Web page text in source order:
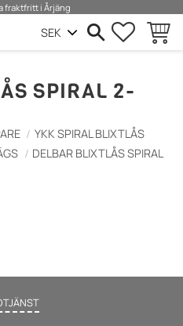
fraktfritt i Årjäng
SPIRAL 2-
YKK SPIRAL BLIXTLÅS
DELBAR BLIXTLÅS SPIRAL